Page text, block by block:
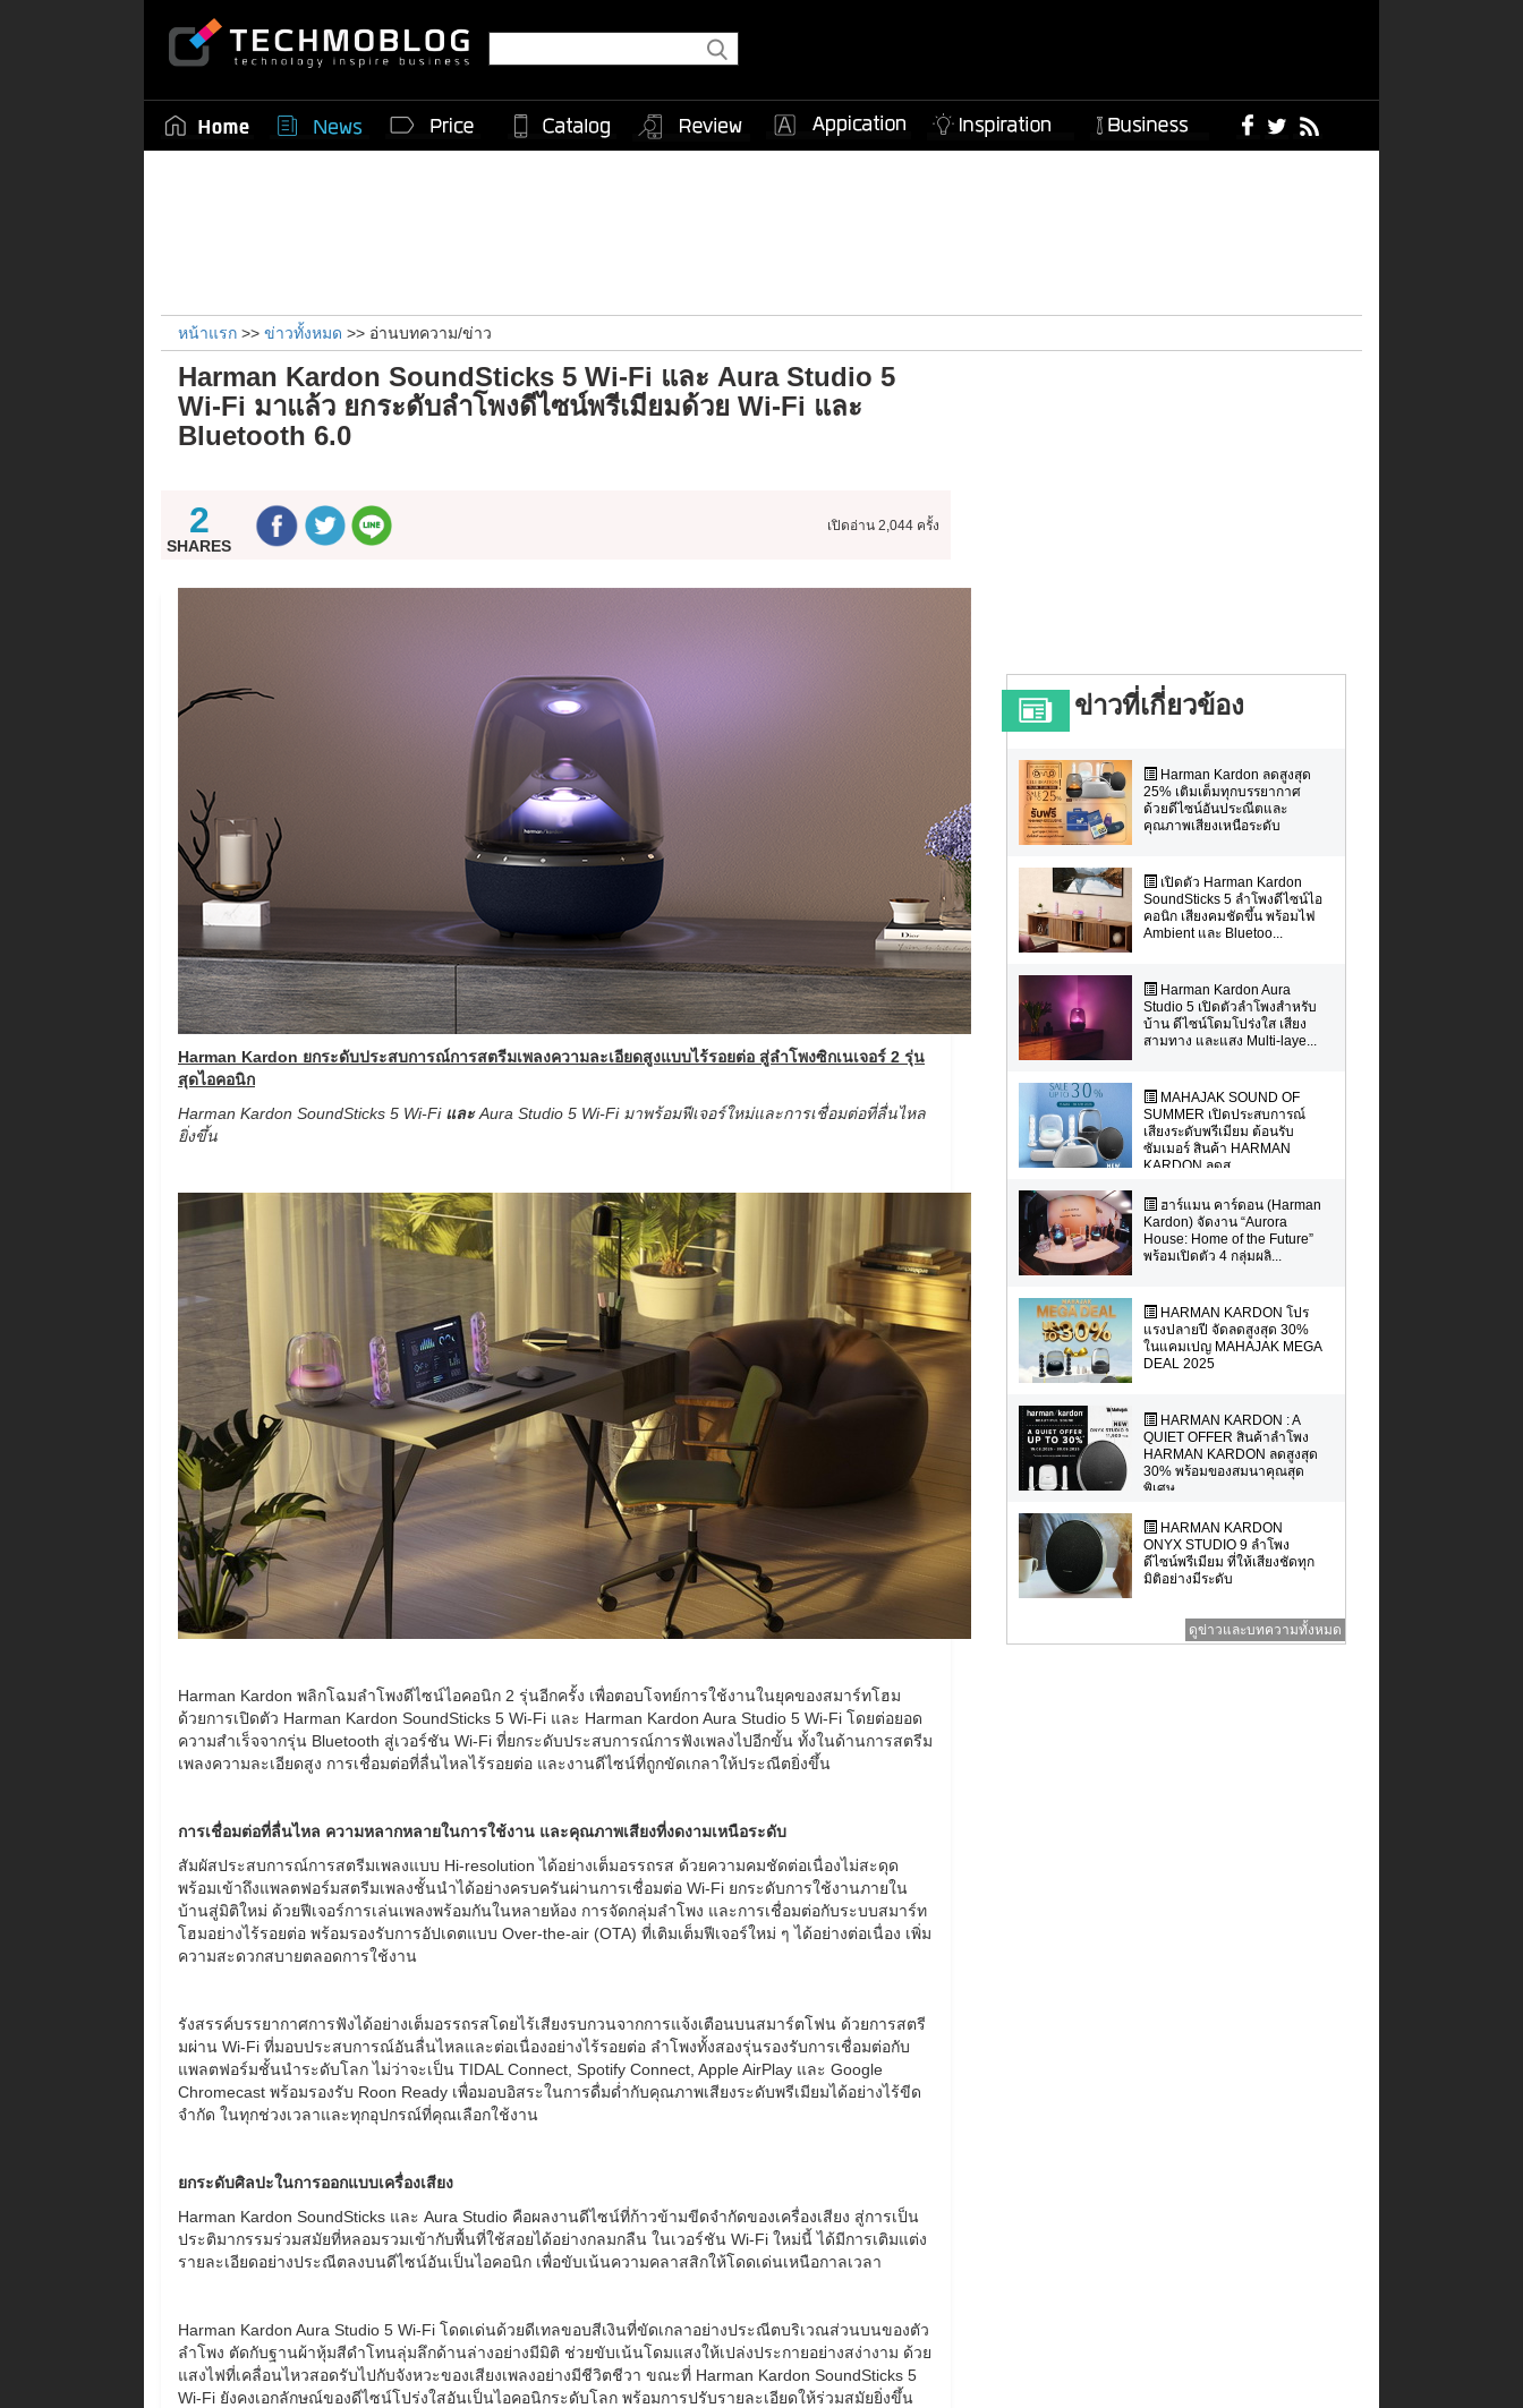
หน้าแรก >> ข่าวทั้งหมด >> อ่านบทความ/ข่าว
Harman Kardon SoundSticks 5 Wi-Fi และ Aura Studio 5
Wi-Fi มาแล้ว ยกระดับลำโพงดีไซน์พรีเมียมด้วย Wi-Fi และ
Bluetooth 6.0
2
SHARES
เปิดอ่าน 2,044 ครั้ง
Harman Kardon ยกระดับประสบการณ์การสตรีมเพลงความละเอียดสูงแบบไร้รอยต่อ สู่ลำโพงซิกเนเจอร์ 2 รุ่น
สุดไอคอนิก
Harman Kardon SoundSticks 5 Wi-FiและAura Studio 5 Wi-Fi มาพร้อมฟีเจอร์ใหม่และการเชื่อมต่อที่ลื่นไหล
ยิ่งขึ้น
Harman Kardon พลิกโฉมลำโพงดีไซน์ไอคอนิก 2 รุ่นอีกครั้ง เพื่อตอบโจทย์การใช้งานในยุคของสมาร์ทโฮม
ด้วยการเปิดตัว Harman Kardon SoundSticks 5 Wi-Fi และ Harman Kardon Aura Studio 5 Wi-Fi โดยต่อยอด
ความสำเร็จจากรุ่น Bluetooth สู่เวอร์ชัน Wi-Fi ที่ยกระดับประสบการณ์การฟังเพลงไปอีกขั้น ทั้งในด้านการสตรีม
เพลงความละเอียดสูง การเชื่อมต่อที่ลื่นไหลไร้รอยต่อ และงานดีไซน์ที่ถูกขัดเกลาให้ประณีตยิ่งขึ้น
การเชื่อมต่อที่ลื่นไหล ความหลากหลายในการใช้งาน และคุณภาพเสียงที่งดงามเหนือระดับ
สัมผัสประสบการณ์การสตรีมเพลงแบบ Hi-resolution ได้อย่างเต็มอรรถรส ด้วยความคมชัดต่อเนื่องไม่สะดุด
พร้อมเข้าถึงแพลตฟอร์มสตรีมเพลงชั้นนำได้อย่างครบครันผ่านการเชื่อมต่อ Wi-Fi ยกระดับการใช้งานภายใน
บ้านสู่มิติใหม่ ด้วยฟีเจอร์การเล่นเพลงพร้อมกันในหลายห้อง การจัดกลุ่มลำโพง และการเชื่อมต่อกับระบบสมาร์ท
โฮมอย่างไร้รอยต่อ พร้อมรองรับการอัปเดตแบบ Over-the-air (OTA) ที่เติมเต็มฟีเจอร์ใหม่ ๆ ได้อย่างต่อเนื่อง เพิ่ม
ความสะดวกสบายตลอดการใช้งาน
รังสรรค์บรรยากาศการฟังได้อย่างเต็มอรรถรสโดยไร้เสียงรบกวนจากการแจ้งเตือนบนสมาร์ตโฟน ด้วยการสตรี
มผ่าน Wi-Fi ที่มอบประสบการณ์อันลื่นไหลและต่อเนื่องอย่างไร้รอยต่อ ลำโพงทั้งสองรุ่นรองรับการเชื่อมต่อกับ
แพลตฟอร์มชั้นนำระดับโลก ไม่ว่าจะเป็น TIDAL Connect, Spotify Connect, Apple AirPlay และ Google
Chromecast พร้อมรองรับ Roon Ready เพื่อมอบอิสระในการดื่มด่ำกับคุณภาพเสียงระดับพรีเมียมได้อย่างไร้ขีด
จำกัด ในทุกช่วงเวลาและทุกอุปกรณ์ที่คุณเลือกใช้งาน
ยกระดับศิลปะในการออกแบบเครื่องเสียง
Harman Kardon SoundSticks และ Aura Studio คือผลงานดีไซน์ที่ก้าวข้ามขีดจำกัดของเครื่องเสียง สู่การเป็น
ประติมากรรมร่วมสมัยที่หลอมรวมเข้ากับพื้นที่ใช้สอยได้อย่างกลมกลืน ในเวอร์ชัน Wi-Fi ใหม่นี้ ได้มีการเติมแต่ง
รายละเอียดอย่างประณีตลงบนดีไซน์อันเป็นไอคอนิก เพื่อขับเน้นความคลาสสิกให้โดดเด่นเหนือกาลเวลา
Harman Kardon Aura Studio 5 Wi-Fi โดดเด่นด้วยดีเทลขอบสีเงินที่ขัดเกลาอย่างประณีตบริเวณส่วนบนของตัว
ลำโพง ตัดกับฐานผ้าหุ้มสีดำโทนลุ่มลึกด้านล่างอย่างมีมิติ ช่วยขับเน้นโดมแสงให้เปล่งประกายอย่างสง่างาม ด้วย
แสงไฟที่เคลื่อนไหวสอดรับไปกับจังหวะของเสียงเพลงอย่างมีชีวิตชีวา ขณะที่ Harman Kardon SoundSticks 5
Wi-Fi ยังคงเอกลักษณ์ของดีไซน์โปร่งใสอันเป็นไอคอนิกระดับโลก พร้อมการปรับรายละเอียดให้ร่วมสมัยยิ่งขึ้น
ข่าวที่เกี่ยวข้อง
Harman Kardon ลดสูงสุด
25% เติมเต็มทุกบรรยากาศ
ด้วยดีไซน์อันประณีตและ
คุณภาพเสียงเหนือระดับ
เปิดตัว Harman Kardon
SoundSticks 5 ลำโพงดีไซน์ไอ
คอนิก เสียงคมชัดขึ้น พร้อมไฟ
Ambient และ Bluetoo...
Harman Kardon Aura
Studio 5 เปิดตัวลำโพงสำหรับ
บ้าน ดีไซน์โดมโปร่งใส เสียง
สามทาง และแสง Multi-laye...
MAHAJAK SOUND OF
SUMMER เปิดประสบการณ์
เสียงระดับพรีเมียม ต้อนรับ
ซัมเมอร์ สินค้า HARMAN
KARDON ลดส...
ฮาร์แมน คาร์ดอน (Harman
Kardon) จัดงาน “Aurora
House: Home of the Future”
พร้อมเปิดตัว 4 กลุ่มผลิ...
HARMAN KARDON โปร
แรงปลายปี จัดลดสูงสุด 30%
ในแคมเปญ MAHAJAK MEGA
DEAL 2025
HARMAN KARDON : A
QUIET OFFER สินค้าลำโพง
HARMAN KARDON ลดสูงสุด
30% พร้อมของสมนาคุณสุด
พิเศษ
HARMAN KARDON
ONYX STUDIO 9 ลำโพง
ดีไซน์พรีเมียม ที่ให้เสียงชัดทุก
มิติอย่างมีระดับ
ดูข่าวและบทความทั้งหมด